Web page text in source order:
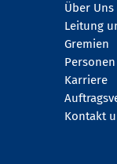
Über Uns
Leitung
Gremien
Personen
Karriere
Kontakt